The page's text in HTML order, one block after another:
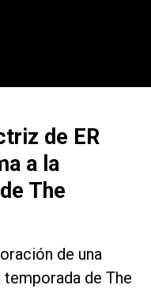
de ER
a la
The
de una
temporada de The